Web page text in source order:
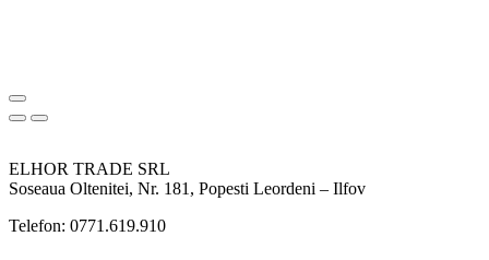
ELHOR TRADE SRL
Soseaua Oltenitei, Nr. 181, Popesti Leordeni – Ilfov
Telefon: 0771.619.910